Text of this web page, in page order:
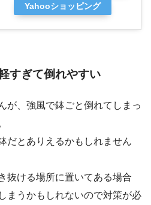
Yahooショッピング
すぎて倒れやすい
が、強風で鉢ごと倒れてしまっ
だとありえるかもしれません
抜ける場所に置いてある場合
まうかもしれないので対策が必